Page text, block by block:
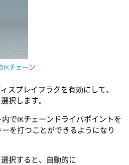
IKチェーン
スプレイフラグを有効にして、
択します。
でIKチェーンドライバポイントを
を打つことができるようになり
択すると、自動的に